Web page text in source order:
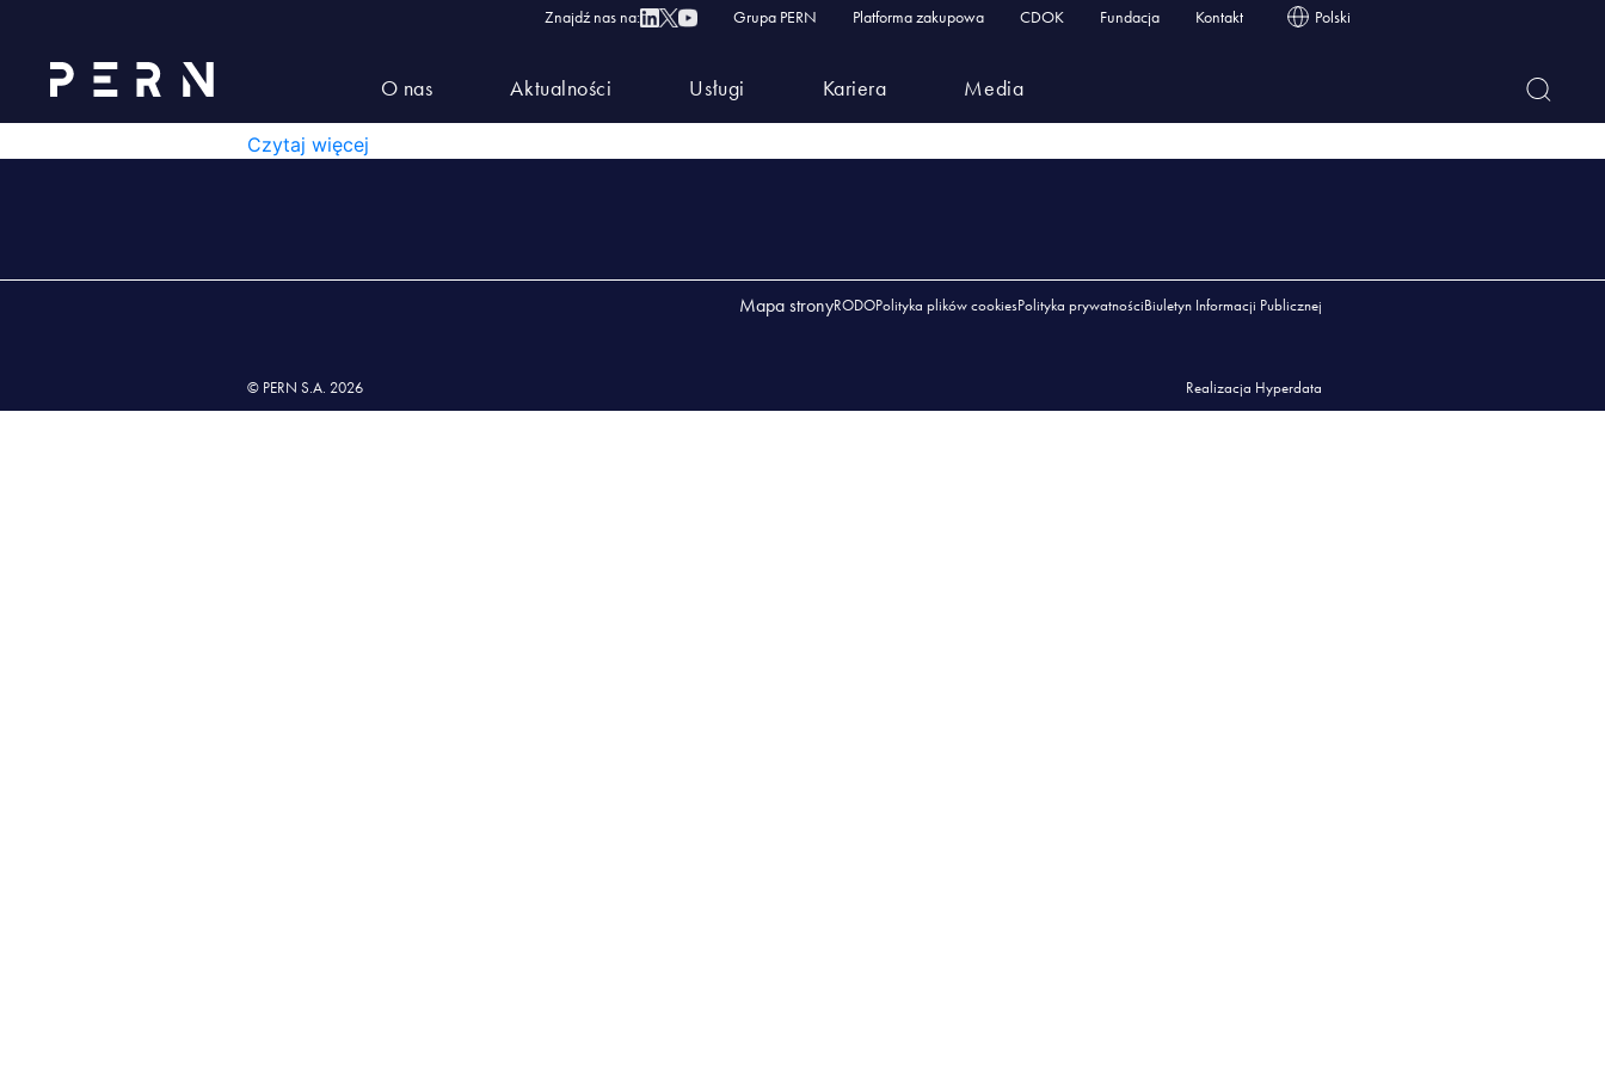
Znajdź nas na: Grupa PERN Platforma zakupowa CDOK Fundacja Kontakt Polski
O nas Aktualności Usługi Kariera Media
Lista nr 7 wyd. XX z dnia 26.01.2026 Laboratorium w Kawicach
LISTA NR 7 WYD. XX Z DNIA 26.01.2026 LABORATORIUM W KAWICACH
LISTA NR 7 WYD. XX Z DNIA 26.01.2026 LABORATORIUM W KAWICACH
Czytaj więcej
Mapa stronyRODOPolityka plików cookiesPolityka prywatnościBiuletyn Informacji Publicznej
© PERN S.A. 2026 Realizacja Hyperdata